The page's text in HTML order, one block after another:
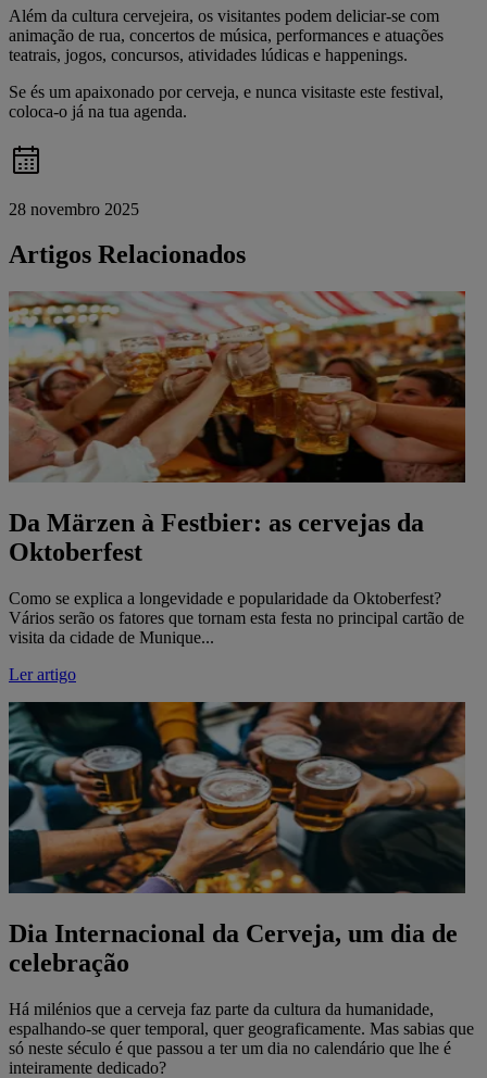
Além da cultura cervejeira, os visitantes podem deliciar-se com
animação de rua, concertos de música, performances e atuações
teatrais, jogos, concursos, atividades lúdicas e happenings.
Se és um apaixonado por cerveja, e nunca visitaste este festival,
coloca-o já na tua agenda.
28 novembro 2025
Artigos Relacionados
Da Märzen à Festbier: as cervejas da
Oktoberfest
Como se explica a longevidade e popularidade da Oktoberfest?
Vários serão os fatores que tornam esta festa no principal cartão de
visita da cidade de Munique...
Ler artigo
Dia Internacional da Cerveja, um dia de
celebração
Há milénios que a cerveja faz parte da cultura da humanidade,
espalhando-se quer temporal, quer geograficamente. Mas sabias que
só neste século é que passou a ter um dia no calendário que lhe é
inteiramente dedicado?